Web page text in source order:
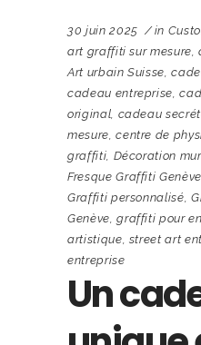
30 juin 2025 in
art graffiti sur mesure,
Art urbain Suisse,
cadeau entreprise,
original, cadeau
mesure,centre de
graffiti, Décoration
Fresque Graffiti Genève
Graffiti personnalisé,
Genève,graffiti pour
artistique, street art
entreprise
Un